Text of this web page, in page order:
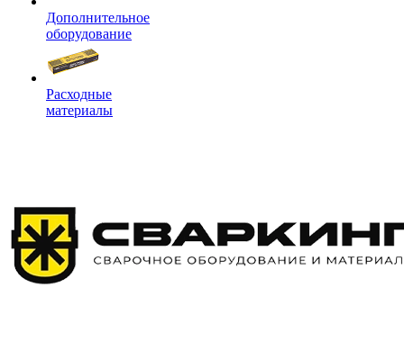
Дополнительное
оборудование
Расходные
материалы